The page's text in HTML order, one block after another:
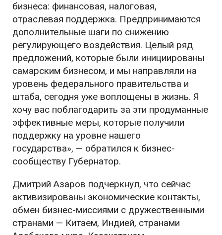
бизнеса: финансовая, налоговая,
отраслевая поддержка. Предпринимаются
дополнительные шаги по снижению
регулирующего воздействия. Целый ряд
предложений, которые были инициированы
самарским бизнесом, и мы направляли на
уровень федерального правительства и
штаба, сегодня уже воплощены в жизнь. Я
хочу вас поблагодарить за эти продуманные
эффективные меры, которые получили
поддержку на уровне нашего
государства», — обратился к бизнес-
сообществу Губернатор.
Дмитрий Азаров подчеркнул, что сейчас
активизированы экономические контакты,
обмен бизнес-миссиями с дружественными
странами — Китаем, Индией, странами